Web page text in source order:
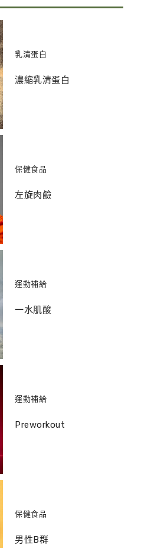
乳清蛋白
濃縮乳清蛋白
保健食品
左旋肉鹼
運動補給
一水肌酸
運動補給
Preworkout
保健食品
男性B群